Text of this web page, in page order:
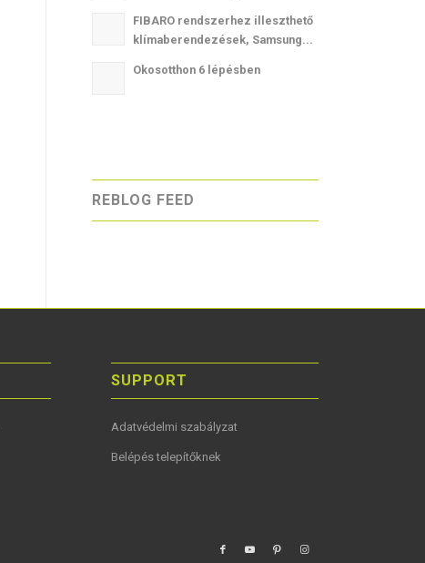
FIBARO rendszerhez illeszthető
klímaberendezések, Samsung...
Okosotthon 6 lépésben
REBLOG FEED
SUPPORT
Adatvédelmi szabályzat
Belépés telepítőknek